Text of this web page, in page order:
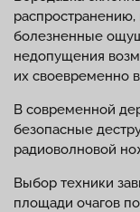
распространению,
болезненные
недопущения
их своевременно
В современной
безопасные
радиоволновой
Выбор техники
площади очагов